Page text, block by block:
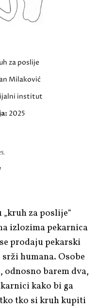
za poslije
Milaković
institut
2025
za poslije“
izlozima pekarnica
prodaju pekarski
humana. Osobe
barem dva,
kako bi ga
tko si kruh kupiti